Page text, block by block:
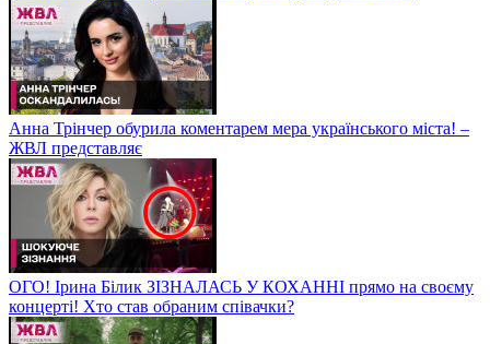
Анна Трінчер обурила коментарем мера українського міста! –
ЖВЛ представляє
ОГО! Ірина Білик ЗІЗНАЛАСЬ У КОХАННІ прямо на своєму
концерті! Хто став обраним співачки?